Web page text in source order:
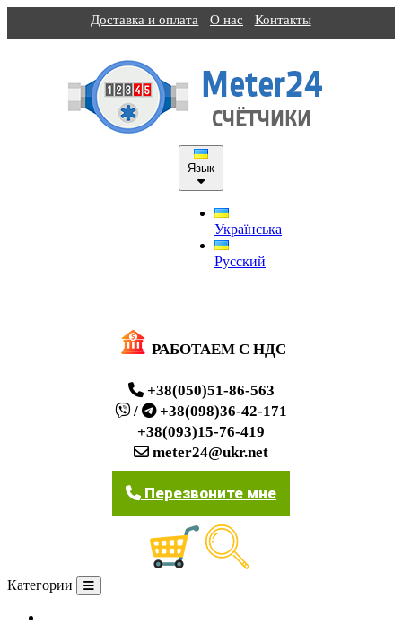
Доставка и оплата О нас Контакты
Язык
Українська
Русский
РАБОТАЕМ С НДС
+38(050)51-86-563
/
+38(098)36-42-171
+38(093)15-76-419
meter24@ukr.net
Перезвоните мне
Категории